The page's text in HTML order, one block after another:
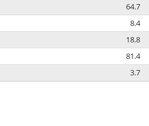
64.7
8.4
18.8
81.4
3.7